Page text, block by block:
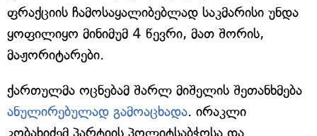
ფრაქციის ჩამოსაყალიბებლად საკმარისი უნდა
ყოფილიყო მინიმუმ 4 წევრი, მათ შორის,
მაჟორიტარები.
ქართულმა ოცნებამ შარლ მიშელის შეთანხმება
ანულირებულად გამოაცხადა. ირაკლი